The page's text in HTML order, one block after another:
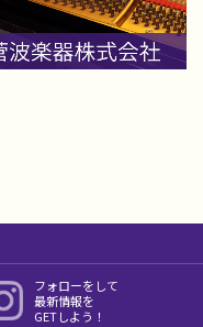
フォローをして
最新情報を
GETしよう！